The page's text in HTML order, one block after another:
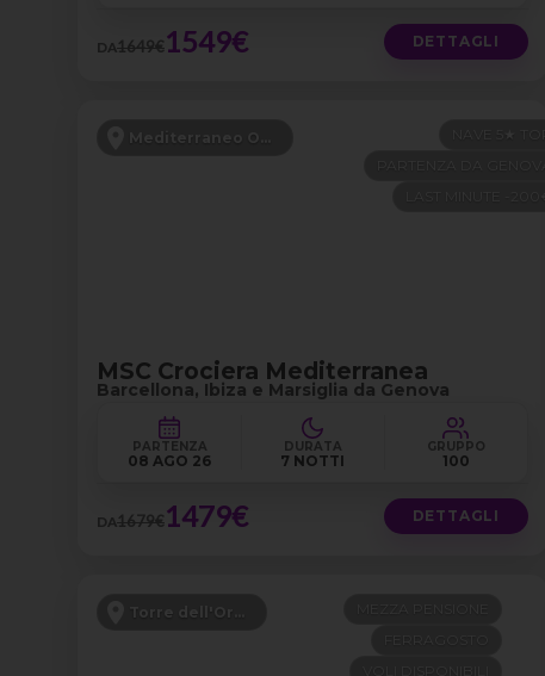
DA1649€1549€ DETTAGLI
Mediterraneo Occidentale
NAVE 5★ TOP
MSC Crociera Mediterranea
Barcellona, Ibiza e Marsiglia da Genova
PARTENZA
08 AGO 26
DURATA
7 NOTTI
GRUPPO
100
DA1679€1479€ DETTAGLI
Torre dell'Orso - Puglia